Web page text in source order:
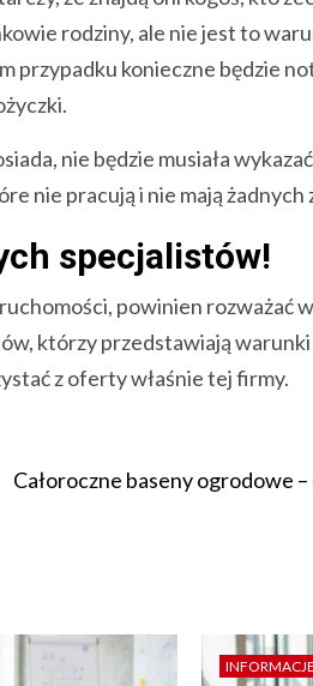
rodziny, ale nie jest to
przypadku konieczne będzie
nie będzie musiała
nie pracują i nie mają żadnych
specjalistów!
powinien rozważać
którzy przedstawiają
z oferty właśnie tej firmy.
Całoroczne baseny ogrodowe
INFORMACJE